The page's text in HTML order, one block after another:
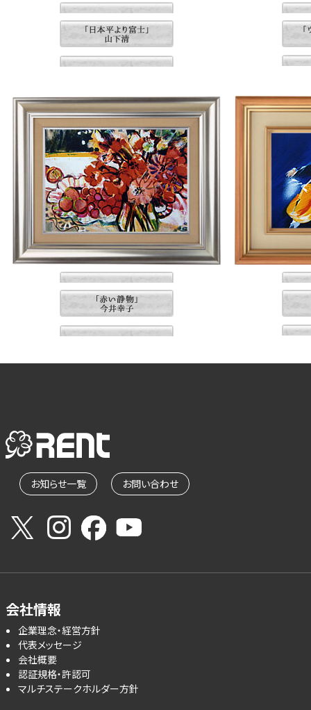
お知らせ一覧 お問い合わせ
会社情報
企業理念・経営方針
代表メッセージ
会社概要
認証規格・許認可
マルチステークホルダー方針